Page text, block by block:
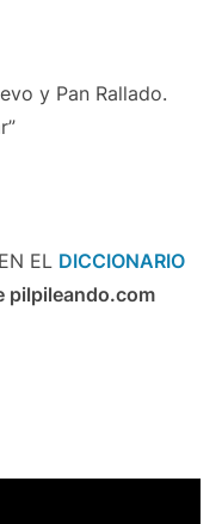
y Pan Rallado.
EL DICCIONARIO
pilpileando.com